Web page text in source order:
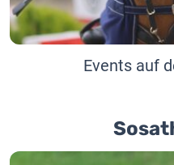
Events auf